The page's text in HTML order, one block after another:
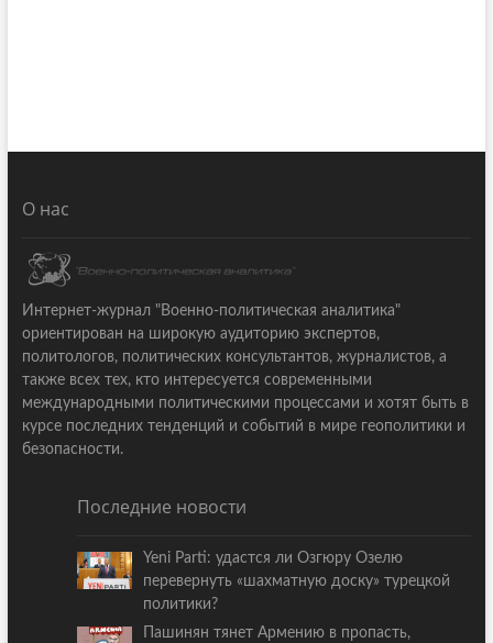
О нас
Интернет-журнал "Военно-политическая аналитика"
ориентирован на широкую аудиторию экспертов,
политологов, политических консультантов, журналистов, а
также всех тех, кто интересуется современными
международными политическими процессами и хотят быть в
курсе последних тенденций и событий в мире геополитики и
безопасности.
Последние новости
Yeni Parti: удастся ли Озгюру Озелю
перевернуть «шахматную доску» турецкой
политики?
Пашинян тянет Армению в пропасть,